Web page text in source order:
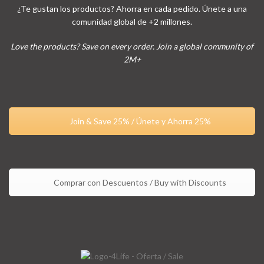
¿Te gustan los productos? Ahorra en cada pedido. Únete a una
comunidad global de +2 millones.
Love the products? Save on every order. Join a global community of
2M+
Join & Save 25% / Únete y Ahorra 25%
Comprar con Descuentos / Buy with Discounts